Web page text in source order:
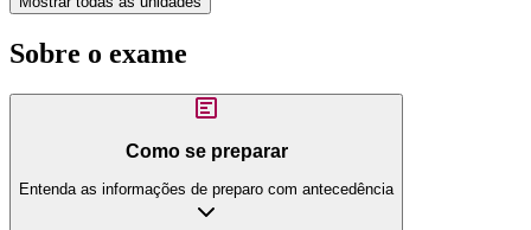
Sobre o exame
Como se preparar
Entenda as informações de preparo com antecedência